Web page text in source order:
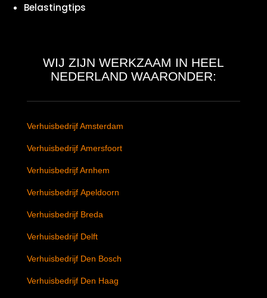
Belastingtips
WIJ ZIJN WERKZAAM IN HEEL
NEDERLAND WAARONDER:
Verhuisbedrijf Amsterdam
Verhuisbedrijf Amersfoort
Verhuisbedrijf Arnhem
Verhuisbedrijf Apeldoorn
Verhuisbedrijf Breda
Verhuisbedrijf Delft
Verhuisbedrijf Den Bosch
Verhuisbedrijf Den Haag